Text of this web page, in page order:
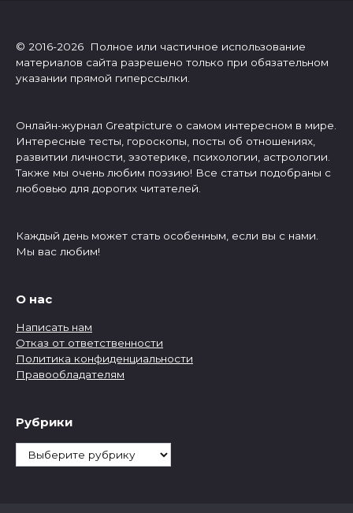
© 2016-2026 Полное или частичное использование
материалов сайта разрешено только при обязательном
указании прямой гиперссылки.
Онлайн-журнал Greatpicture о самом интересном в мире.
Интересные тесты, гороскопы, посты об отношениях,
развитии личности, эзотерике, психологии, астрологии.
Также мы очень любим поэзию! Все статьи подобраны с
любовью для дорогих читателей.
Каждый день может стать особенным, если вы с нами.
Мы вас любим!
О нас
Написать нам
Отказ от ответственности
Политика конфиденциальности
Правообладателям
Рубрики
Рубрики